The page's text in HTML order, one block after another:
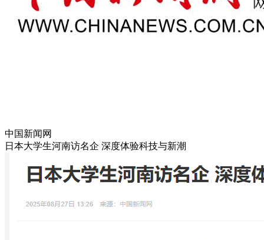
中国新闻网
日本大学生河南访名企 深度体验科技与新潮